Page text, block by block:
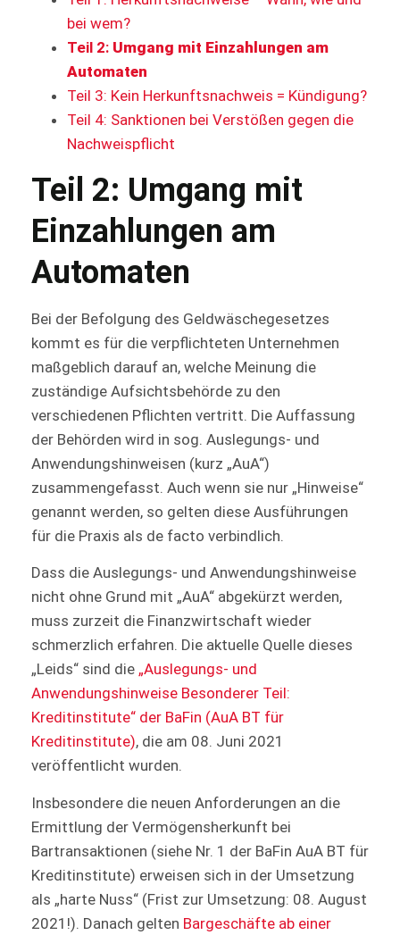
bei wem?
Teil 2: Umgang mit Einzahlungen am
Automaten
Teil 3: Kein Herkunftsnachweis = Kündigung?
Teil 4: Sanktionen bei Verstößen gegen die
Nachweispflicht
Teil 2: Umgang mit
Einzahlungen am
Automaten
Bei der Befolgung des Geldwäschegesetzes
kommt es für die verpflichteten Unternehmen
maßgeblich darauf an, welche Meinung die
zuständige Aufsichtsbehörde zu den
verschiedenen Pflichten vertritt. Die Auffassung
der Behörden wird in sog. Auslegungs- und
Anwendungshinweisen (kurz „AuA“)
zusammengefasst. Auch wenn sie nur „Hinweise“
genannt werden, so gelten diese Ausführungen
für die Praxis als de facto verbindlich.
Dass die Auslegungs- und Anwendungshinweise
nicht ohne Grund mit „AuA“ abgekürzt werden,
muss zurzeit die Finanzwirtschaft wieder
schmerzlich erfahren. Die aktuelle Quelle dieses
„Leids“ sind die „Auslegungs-​ und
Anwendungshinweise Besonderer Teil:
Kreditinstitute“ der BaFin (AuA BT für
Kreditinstitute), die am 08. Juni 2021
veröffentlicht wurden.
Insbesondere die neuen Anforderungen an die
Ermittlung der Vermögensherkunft bei
Bartransaktionen (siehe Nr. 1 der BaFin AuA BT für
Kreditinstitute) erweisen sich in der Umsetzung
als „harte Nuss“ (Frist zur Umsetzung: 08. August
2021!). Danach gelten Bargeschäfte ab einer